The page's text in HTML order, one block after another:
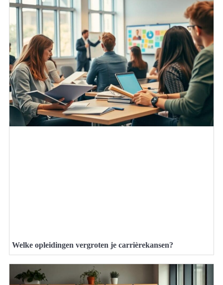
Welke opleidingen vergroten je carrièrekansen?